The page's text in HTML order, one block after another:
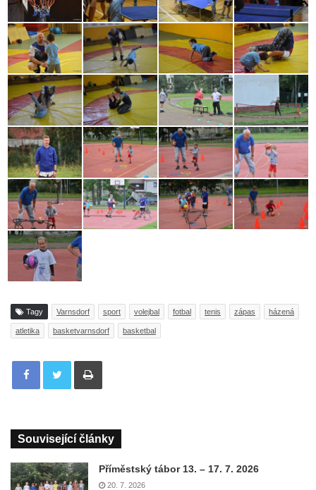
Tagy Varnsdorf sport volejbal fotbal tenis zápas házená
atletika basketvarnsdorf basketbal
Tisknout
Související články
Příměstský tábor 13. – 17. 7. 2026
20. 7. 2026